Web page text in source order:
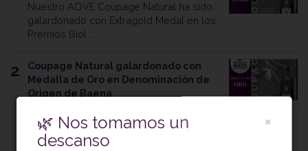
Nuestro AOVE Coupage Natural ha sido
galardonado con Extragold Medal en los
Premios Biol ...
2
Coupage Natural galardonado con
Medalla de Oro en Denominación de
Origen de Baena
distinguido con la Medalla de Oro en los
XXXIII ...
×
🌿 Nos tomamos un
descanso